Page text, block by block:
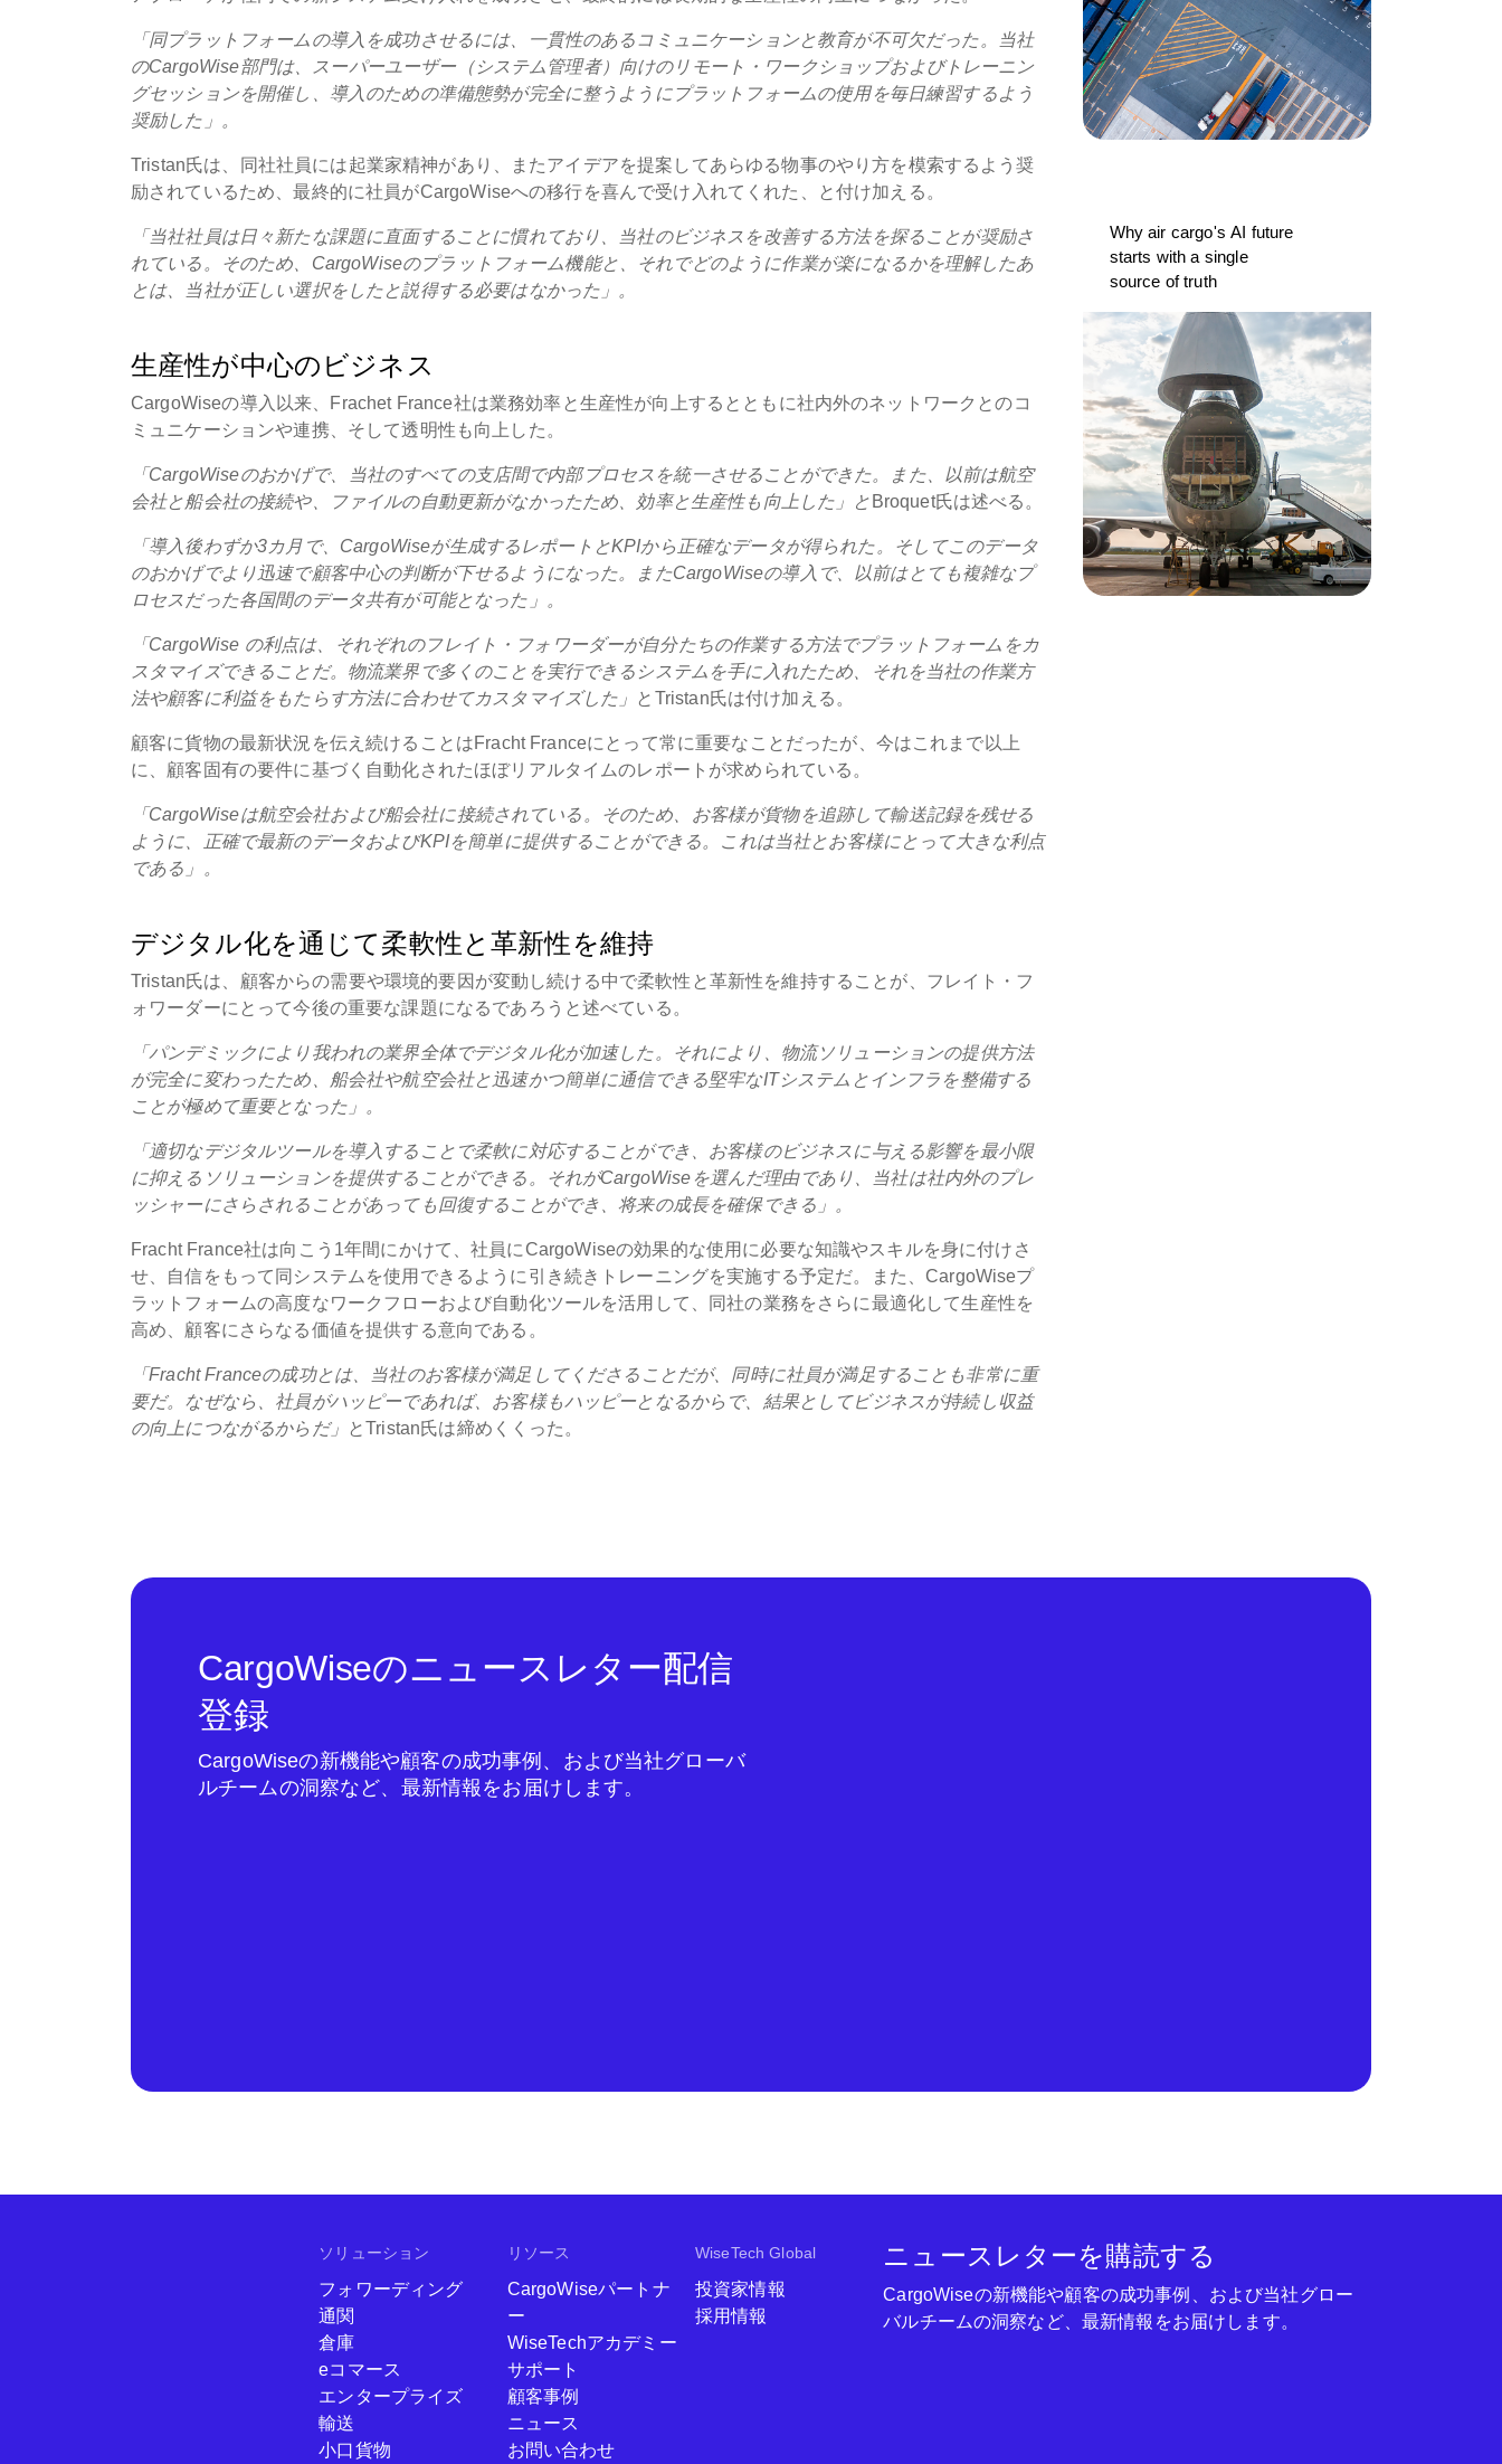
「同プラットフォームの導入を成功させるには、一貫性のあるコミュニケーションと教育が不可欠だった。
当社
のCargoWise部門は、スーパーユーザー（システム管理者）向けのリモート・ワークショップおよびトレーニン
グセッションを開催し、導入のための準備態勢が完全に整うようにプラットフォームの使用を毎日練習するよう
奨励した」。
Tristan氏は、同社社員には起業家精神があり、またアイデアを提案してあらゆる物事のやり方を模索するよう奨
励されているため、最終的に社員がCargoWiseへの移行を喜んで受け入れてくれた、と付け加える。
「当社社員は日々新たな課題に直面することに慣れており、当社のビジネスを改善する方法を探ることが奨励さ
れている。そのため、CargoWiseのプラットフォーム機能と、それでどのように作業が楽になるかを理解したあ
とは、当社が正しい選択をしたと説得する必要はなかった」。
生産性が中心のビジネス
CargoWiseの導入以来、Frachet France社は業務効率と生産性が向上するとともに社内外のネットワークとのコ
ミュニケーションや連携、そして透明性も向上した。
「CargoWiseのおかげで、当社のすべての支店間で内部プロセスを統一させることができた。また、以前は航空
会社と船会社の接続や、ファイルの自動更新がなかったため、効率と生産性も向上した」と Broquet氏は述べる。
「導入後わずか3カ月で、CargoWiseが生成するレポートとKPIから正確なデータが得られた。そしてこのデータ
のおかげでより迅速で顧客中心の判断が下せるようになった。またCargoWiseの導入で、以前はとても複雑なプ
ロセスだった各国間のデータ共有が可能となった」。
「CargoWise の利点は、それぞれのフレイト・フォワーダーが自分たちの作業する方法でプラットフォームをカ
スタマイズできることだ。物流業界で多くのことを実行できるシステムを手に入れたため、それを当社の作業方
法や顧客に利益をもたらす方法に合わせてカスタマイズした」
とTristan氏は付け加える。
顧客に貨物の最新状況を伝え続けることはFracht Franceにとって常に重要なことだったが、今はこれまで以上
に、顧客固有の要件に基づく自動化されたほぼリアルタイムのレポートが求められている。
「CargoWiseは航空会社および船会社に接続されている。そのため、お客様が貨物を追跡して輸送記録を残せる
ように、正確で最新のデータおよびKPIを簡単に提供することができる。これは当社とお客様にとって大きな利点
である」。
デジタル化を通じて柔軟性と革新性を維持
Tristan氏は、顧客からの需要や環境的要因が変動し続ける中で柔軟性と革新性を維持することが、フレイト・フ
ォワーダーにとって今後の重要な課題になるであろうと述べている。
「パンデミックにより我われの業界全体でデジタル化が加速した。それにより、物流ソリューションの提供方法
が完全に変わったため、船会社や航空会社と迅速かつ簡単に通信できる堅牢なITシステムとインフラを整備する
ことが極めて重要となった」。
「適切なデジタルツールを導入することで柔軟に対応することができ、お客様のビジネスに与える影響を最小限
に抑えるソリューションを提供することができる。それがCargoWiseを選んだ理由であり、当社は社内外のプレ
ッシャーにさらされることがあっても回復することができ、将来の成長を確保できる」。
Fracht France社は向こう1年間にかけて、社員にCargoWiseの効果的な使用に必要な知識やスキルを身に付けさ
せ、自信をもって同システムを使用できるように引き続きトレーニングを実施する予定だ。また、CargoWiseプ
ラットフォームの高度なワークフローおよび自動化ツールを活用して、同社の業務をさらに最適化して生産性を
高め、顧客にさらなる価値を提供する意向である。
「Fracht Franceの成功とは、当社のお客様が満足してくださることだが、同時に社員が満足することも非常に重
要だ。なぜなら、社員がハッピーであれば、お客様もハッピーとなるからで、結果としてビジネスが持続し収益
の向上につながるからだ」
とTristan氏は締めくくった。
Why air cargo's AI future
starts with a single
source of truth
CargoWiseのニュースレター配信
登録
CargoWiseの新機能や顧客の成功事例、および当社グローバ
ルチームの洞察など、最新情報をお届けします。
ソリューション
フォワーディング
通関
倉庫
eコマース
エンタープライズ
輸送
小口貨物
リソース
CargoWiseパートナ
ー
WiseTechアカデミー
サポート
顧客事例
ニュース
お問い合わせ
WiseTech Global
投資家情報
採用情報
ニュースレターを購読する
CargoWiseの新機能や顧客の成功事例、および当社グロー
バルチームの洞察など、最新情報をお届けします。